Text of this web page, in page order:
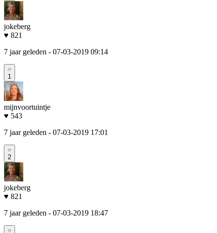
jokeberg
♥ 821
7 jaar geleden - 07-03-2019 09:14
1
mijnvoortuintje
♥ 543
7 jaar geleden - 07-03-2019 17:01
2
jokeberg
♥ 821
7 jaar geleden - 07-03-2019 18:47